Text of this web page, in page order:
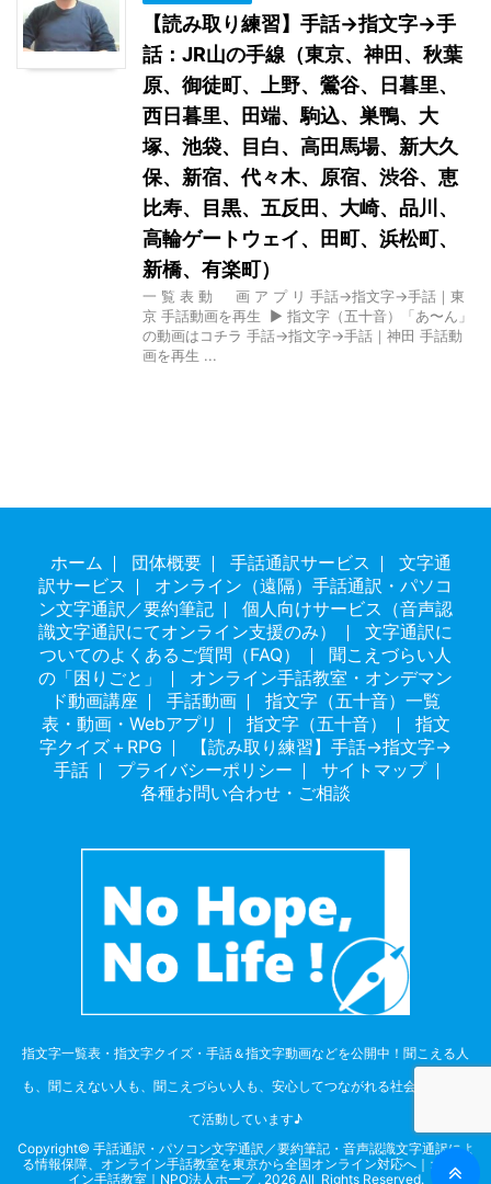
【読み取り練習】手話→指文字→手
話：JR山の手線（東京、神田、秋葉
原、御徒町、上野、鶯谷、日暮里、
西日暮里、田端、駒込、巣鴨、大
塚、池袋、目白、高田馬場、新大久
保、新宿、代々木、原宿、渋谷、恵
比寿、目黒、五反田、大崎、品川、
高輪ゲートウェイ、田町、浜松町、
新橋、有楽町）
一 覧 表 動 画 ア プ リ 手話→指文字→手話｜東
京 手話動画を再生 ▶ 指文字（五十音）「あ〜ん」
の動画はコチラ 手話→指文字→手話｜神田 手話動
画を再生 ...
ホーム 団体概要 手話通訳サービス
文字通
訳サービス
オンライン（遠隔）手話通訳・パソコ
ン文字通訳／要約筆記
個人向けサービス（音声認
識文字通訳にてオンライン支援のみ）
文字通訳に
ついてのよくあるご質問（FAQ）
聞こえづらい人
の「困りごと」
オンライン手話教室・オンデマン
ド動画講座
手話動画
指文字（五十音）一覧
表・動画・Webアプリ
指文字（五十音）
指文
字クイズ＋RPG
【読み取り練習】手話→指文字→
手話
プライバシーポリシー
サイトマップ
各種お問い合わせ・ご相談
指文字一覧表・指文字クイズ・手話＆指文字動画などを公開中！聞こえる人
も、聞こえない人も、聞こえづらい人も、安心してつながれる社会を目指し
て活動しています♪
Copyright© 手話通訳・パソコン文字通訳／要約筆記・音声認識文字通訳によ
る情報保障、オンライン手話教室を東京から全国オンライン対応へ｜オンラ
イン手話教室｜NPO法人ホープ , 2026 All Rights Reserved.